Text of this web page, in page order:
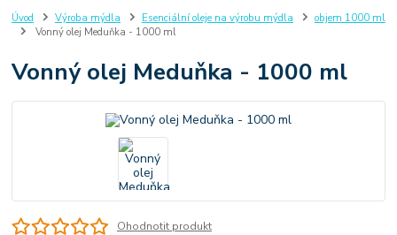
Úvod Výroba mýdla Esenciální oleje na výrobu mýdla
objem 1000 ml
Vonný olej Meduňka - 1000 ml
Vonný olej Meduňka - 1000 ml
Ohodnotit produkt